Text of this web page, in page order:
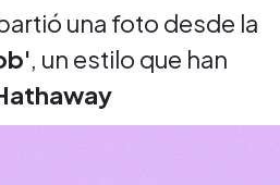
una foto desde la
, un estilo que han